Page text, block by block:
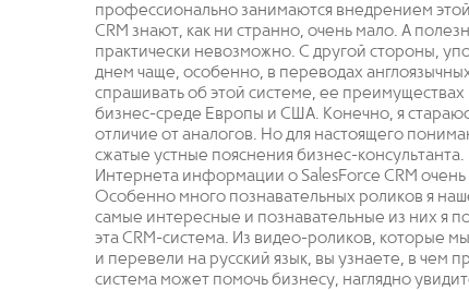
профессионально занимаются внедрением
CRM знают, как ни странно, очень мало. А
практически невозможно. С другой стороны,
днем чаще, особенно, в переводах
спрашивать об этой системе, ее
бизнес-среде Европы и США. Конечно, я
отличие от аналогов. Но для настоящего
сжатые устные пояснения бизнес-
Интернета информации о SalesForce CRM
Особенно много познавательных роликов я
самые интересные и познавательные из них я
эта CRM-система. Из видео-роликов, которые
и перевели на русский язык, вы узнаете, в чем
система может помочь бизнесу, наглядно